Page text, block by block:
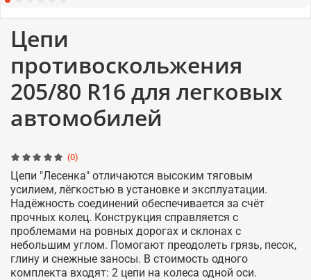
(0)
Цепи
противоскольжения
205/80 R16 для легковых
автомобилей
Цепи "Лесенка" отличаются высоким тяговым
усилием, лёгкостью в установке и эксплуатации.
Надёжность соединений обеспечивается за счёт
прочных колец. Конструкция справляется с
проблемами на ровных дорогах и склонах с
небольшим углом. Помогают преодолеть грязь, песок,
глину и снежные заносы. В стоимость одного
комплекта входят: 2 цепи на колеса одной оси.